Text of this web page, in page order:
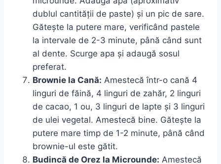
dublul cantității de paste) și un pic de sare.
Gătește la putere mare, verificând pastele
la intervale de 2-3 minute, până când sunt
al dente. Scurge apa și adaugă sosul
preferat.
Brownie la Cană: Amestecă într-o cană 4
linguri de făină, 4 linguri de zahăr, 2 linguri
de cacao, 1 ou, 3 linguri de lapte și 3 linguri
de ulei vegetal. Amestecă bine. Gătește la
putere mare timp de 1-2 minute, până când
brownie-ul este gătit.
Budincă de Orez la Microunde: Amestecă